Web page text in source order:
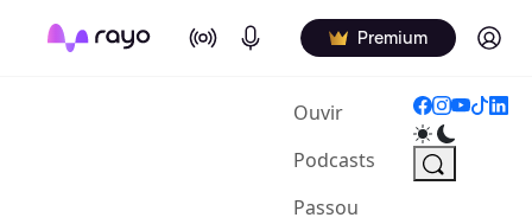
On Air Podcasts Premium Log in
Ouvir(current)
Podcasts
Passou